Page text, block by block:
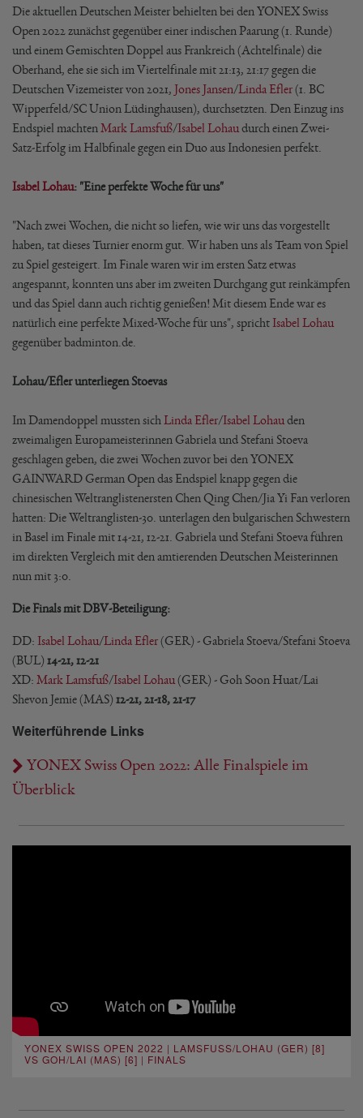
Die aktuellen Deutschen Meister behielten bei den YONEX Swiss
Open 2022 zunächst gegenüber einer indischen Paarung (1. Runde)
und einem Gemischten Doppel aus Frankreich (Achtelfinale) die
Oberhand, ehe sie sich im Viertelfinale mit 21:13, 21:17 gegen die
Deutschen Vizemeister von 2021, Jones Jansen/Linda Efler(1. BC
Wipperfeld/SC Union Lüdinghausen), durchsetzten. Den Einzug ins
Endspiel machten Mark Lamsfuß/Isabel Lohau durch einen Zwei-
Satz-Erfolg im Halbfinale gegen ein Duo aus Indonesien perfekt.
Isabel Lohau: "Eine perfekte Woche für uns"
"Nach zwei Wochen, die nicht so liefen, wie wir uns das vorgestellt
haben, tat dieses Turnier enorm gut. Wir haben uns als Team von Spiel
zu Spiel gesteigert. Im Finale waren wir im ersten Satz etwas
angespannt, konnten uns aber im zweiten Durchgang gut reinkämpfen
und das Spiel dann auch richtig genießen! Mit diesem Ende war es
natürlich eine perfekte Mixed-Woche für uns", spricht Isabel Lohau
gegenüber badminton.de.
Lohau/Efler unterliegen Stoevas
Im Damendoppel mussten sich Linda Efler/Isabel Lohau den
zweimaligen Europameisterinnen Gabriela und Stefani Stoeva
geschlagen geben, die zwei Wochen zuvor bei den YONEX
GAINWARD German Open das Endspiel knapp gegen die
chinesischen Weltranglistenersten Chen Qing Chen/Jia Yi Fan verloren
hatten: Die Weltranglisten-30. unterlagen den bulgarischen Schwestern
in Basel im Finale mit 14-21, 12-21. Gabriela und Stefani Stoeva führen
im direkten Vergleich mit den amtierenden Deutschen Meisterinnen
nun mit 3:0.
Die Finals mit DBV-Beteiligung:
DD: Isabel Lohau/Linda Efler(GER) - Gabriela Stoeva/Stefani Stoeva
(BUL) 14-21, 12-21
XD: Mark Lamsfuß/Isabel Lohau (GER) - Goh Soon Huat/Lai
Shevon Jemie (MAS) 12-21, 21-18, 21-17
Weiterführende Links
YONEX Swiss Open 2022: Alle Finalspiele im
Überblick
YONEX SWISS OPEN 2022 | LAMSFUSS/LOHAU (GER) [8]
VS GOH/LAI (MAS) [6] | FINALS